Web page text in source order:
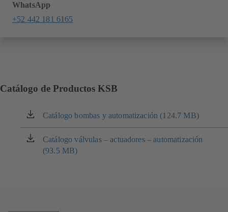
WhatsApp
+52 442 181 6165
Catálogo de Productos KSB
Catálogo bombas y automatización (124.7 MB)
(se
abre
en
una
Catálogo válvulas – actuadores – automatización
(93.5 MB)
(se
abre